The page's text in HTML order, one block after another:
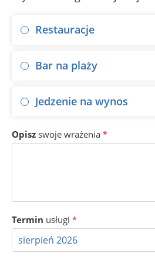
Restauracje
Bar na plaży
Jedzenie na wynos
Opisz swoje wrażenia *
Termin usługi *